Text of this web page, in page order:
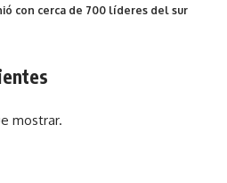
con cerca de 700 líderes del sur
mostrar.